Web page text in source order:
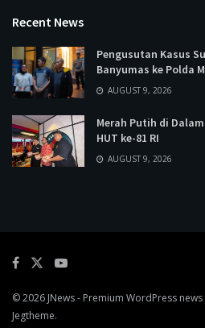
Recent News
Pengusutan Kasus
Banyumas ke Polda
AUGUST 9, 2026
Merah Putih di
HUT ke-81 RI
AUGUST 9, 2026
© 2026 JNews- Premium WordPress
Jegtheme.